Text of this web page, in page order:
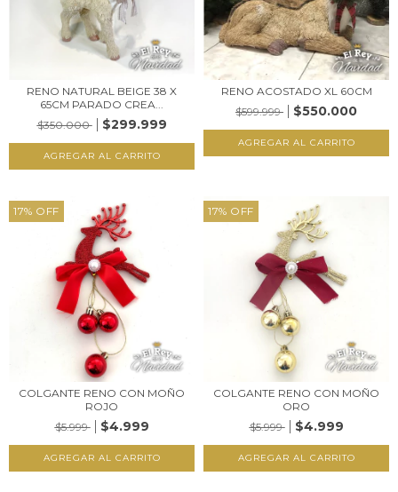
RENO NATURAL BEIGE 38 X
65CM PARADO CREA...
$350.000
$299.999
RENO ACOSTADO XL 60CM
$599.999
$550.000
17% OFF
COLGANTE RENO CON MOÑO
ROJO
$5.999
$4.999
17% OFF
COLGANTE RENO CON MOÑO
ORO
$5.999
$4.999